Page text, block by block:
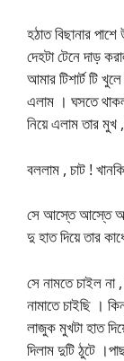
হঠাত বিছানার
দেহটা টেনে দাড়
আমার টিশার্ট টি
এলাম । ঘসতে
নিয়ে এলাম তার মুখ
বললাম , চাট !
সে আস্তে আস্তে
দু হাত দিয়ে তার
সে নামতে চাইল না
নামাতে চাইছি ।
লাজুক মুখটা হাত
দিলাম দুটি ঠুটে